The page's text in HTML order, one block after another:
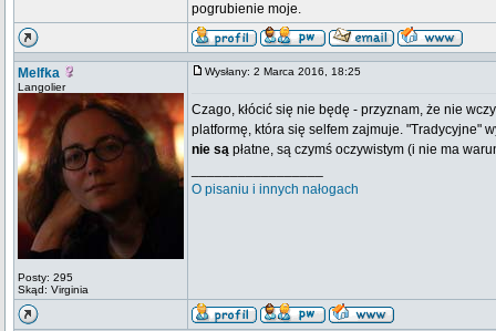
pogrubienie moje.
Melfka
Langolier
Posty: 295
Skąd: Virginia
Wysłany: 2 Marca 2016, 18:25
Czago, kłócić się nie będę - przyznam, że nie
platformę, która się selfem zajmuje. "Tradycyjne"
nie są płatne, są czymś oczywistym (i nie ma
O pisaniu i innych nałogach